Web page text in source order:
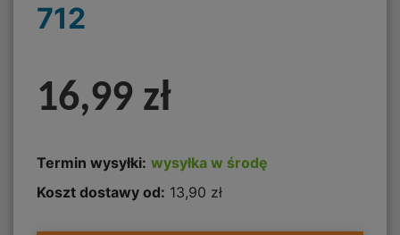
712
16,99 zł
Termin wysyłki: wysyłka w środę
Koszt dostawy od: 13,90 zł